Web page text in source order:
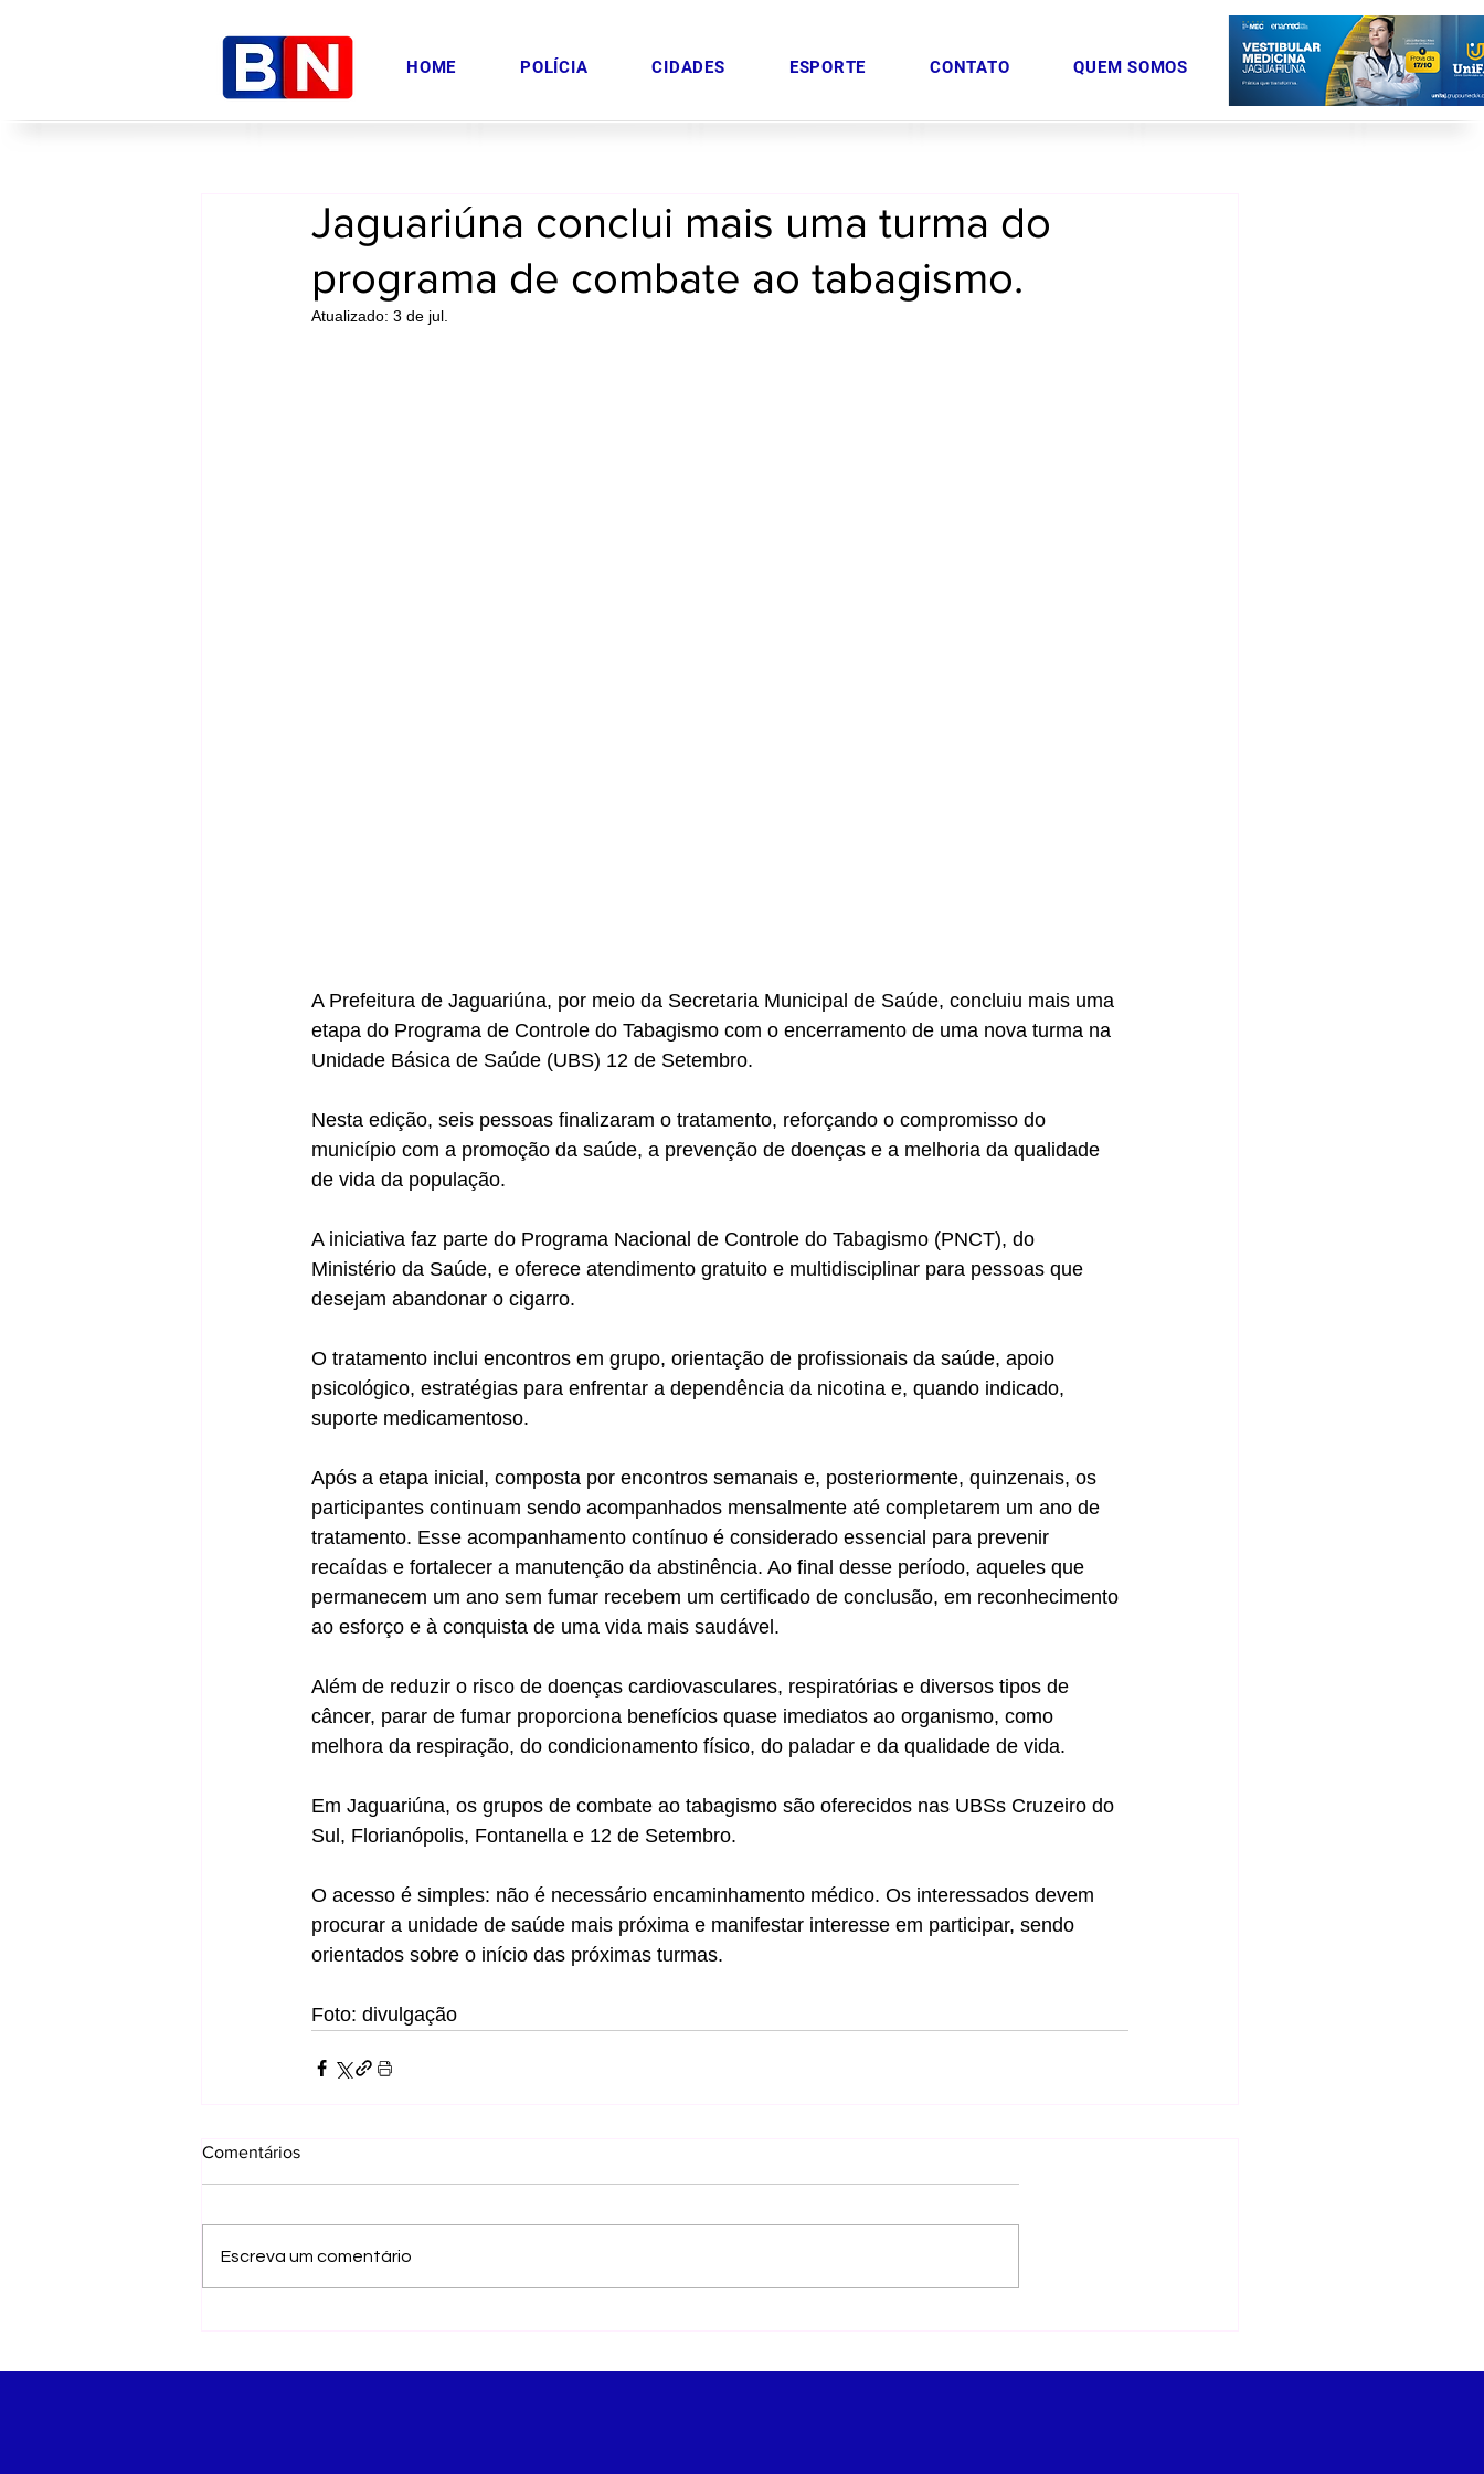
HOME POLÍCIA CIDADES ESPORTE CONTATO QUEM SOMOS
Jaguariúna conclui mais uma turma do
programa de combate ao tabagismo.
Atualizado: 3 de jul.
A Prefeitura de Jaguariúna, por meio da Secretaria Municipal de Saúde, concluiu mais uma
etapa do Programa de Controle do Tabagismo com o encerramento de uma nova turma na
Unidade Básica de Saúde (UBS) 12 de Setembro.
Nesta edição, seis pessoas finalizaram o tratamento, reforçando o compromisso do
município com a promoção da saúde, a prevenção de doenças e a melhoria da qualidade
de vida da população.
A iniciativa faz parte do Programa Nacional de Controle do Tabagismo (PNCT), do
Ministério da Saúde, e oferece atendimento gratuito e multidisciplinar para pessoas que
desejam abandonar o cigarro.
O tratamento inclui encontros em grupo, orientação de profissionais da saúde, apoio
psicológico, estratégias para enfrentar a dependência da nicotina e, quando indicado,
suporte medicamentoso.
Após a etapa inicial, composta por encontros semanais e, posteriormente, quinzenais, os
participantes continuam sendo acompanhados mensalmente até completarem um ano de
tratamento. Esse acompanhamento contínuo é considerado essencial para prevenir
recaídas e fortalecer a manutenção da abstinência. Ao final desse período, aqueles que
permanecem um ano sem fumar recebem um certificado de conclusão, em reconhecimento
ao esforço e à conquista de uma vida mais saudável.
Além de reduzir o risco de doenças cardiovasculares, respiratórias e diversos tipos de
câncer, parar de fumar proporciona benefícios quase imediatos ao organismo, como
melhora da respiração, do condicionamento físico, do paladar e da qualidade de vida.
Em Jaguariúna, os grupos de combate ao tabagismo são oferecidos nas UBSs Cruzeiro do
Sul, Florianópolis, Fontanella e 12 de Setembro.
O acesso é simples: não é necessário encaminhamento médico. Os interessados devem
procurar a unidade de saúde mais próxima e manifestar interesse em participar, sendo
orientados sobre o início das próximas turmas.
Foto: divulgação
Comentários
Escreva um comentário